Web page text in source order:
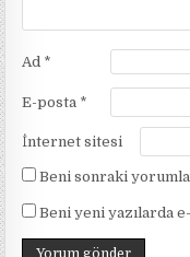
Ad *
E-posta *
İnternet sitesi
Beni sonraki
Beni yeni yazılarda